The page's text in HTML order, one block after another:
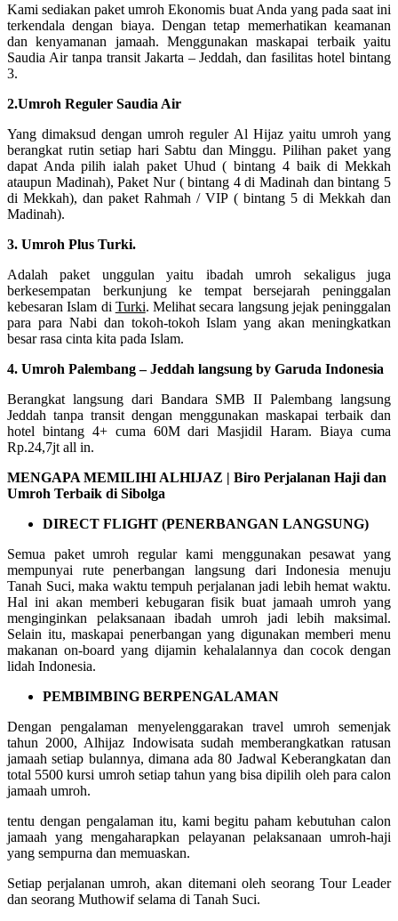
Kami sediakan paket umroh Ekonomis buat Anda yang pada saat ini
terkendala dengan biaya. Dengan tetap memerhatikan keamanan
dan kenyamanan jamaah. Menggunakan maskapai terbaik yaitu
Saudia Air tanpa transit Jakarta – Jeddah, dan fasilitas hotel bintang
3.
2.Umroh Reguler Saudia Air
Yang dimaksud dengan umroh reguler Al Hijaz yaitu umroh yang
berangkat rutin setiap hari Sabtu dan Minggu. Pilihan paket yang
dapat Anda pilih ialah paket Uhud ( bintang 4 baik di Mekkah
ataupun Madinah), Paket Nur ( bintang 4 di Madinah dan bintang 5
di Mekkah), dan paket Rahmah / VIP ( bintang 5 di Mekkah dan
Madinah).
3. Umroh Plus Turki.
Adalah paket unggulan yaitu ibadah umroh sekaligus juga
berkesempatan berkunjung ke tempat bersejarah peninggalan
kebesaran Islam di Turki. Melihat secara langsung jejak peninggalan
para para Nabi dan tokoh-tokoh Islam yang akan meningkatkan
besar rasa cinta kita pada Islam.
4. Umroh Palembang – Jeddah langsung by Garuda Indonesia
Berangkat langsung dari Bandara SMB II Palembang langsung
Jeddah tanpa transit dengan menggunakan maskapai terbaik dan
hotel bintang 4+ cuma 60M dari Masjidil Haram. Biaya cuma
Rp.24,7jt all in.
MENGAPA MEMILIHI ALHIJAZ | Biro Perjalanan Haji dan
Umroh Terbaik di Sibolga
DIRECT FLIGHT (PENERBANGAN LANGSUNG)
Semua paket umroh regular kami menggunakan pesawat yang
mempunyai rute penerbangan langsung dari Indonesia menuju
Tanah Suci, maka waktu tempuh perjalanan jadi lebih hemat waktu.
Hal ini akan memberi kebugaran fisik buat jamaah umroh yang
menginginkan pelaksanaan ibadah umroh jadi lebih maksimal.
Selain itu, maskapai penerbangan yang digunakan memberi menu
makanan on-board yang dijamin kehalalannya dan cocok dengan
lidah Indonesia.
PEMBIMBING BERPENGALAMAN
Dengan pengalaman menyelenggarakan travel umroh semenjak
tahun 2000, Alhijaz Indowisata sudah memberangkatkan ratusan
jamaah setiap bulannya, dimana ada 80 Jadwal Keberangkatan dan
total 5500 kursi umroh setiap tahun yang bisa dipilih oleh para calon
jamaah umroh.
tentu dengan pengalaman itu, kami begitu paham kebutuhan calon
jamaah yang mengaharapkan pelayanan pelaksanaan umroh-haji
yang sempurna dan memuaskan.
Setiap perjalanan umroh, akan ditemani oleh seorang Tour Leader
dan seorang Muthowif selama di Tanah Suci.